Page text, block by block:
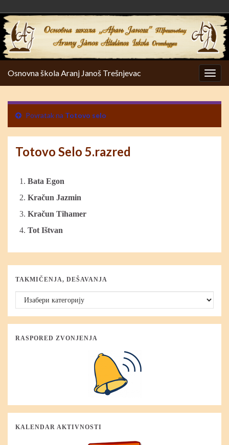
Osnovna škola Aranj Janoš Trešnjevac
Povratak na Totovo selo
Totovo Selo 5.razred
Bata Egon
Kračun Jazmin
Kračun Tihamer
Tot Ištvan
TAKMIČENJA, DEŠAVANJA
Takmičenja, dešavanja
RASPORED ZVONJENJA
KALENDAR AKTIVNOSTI